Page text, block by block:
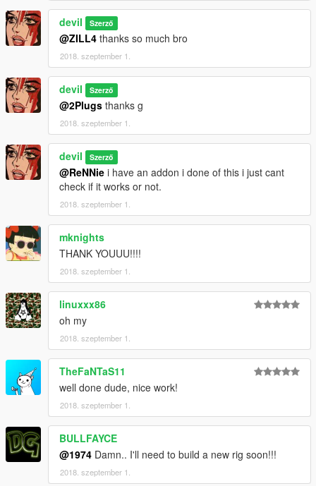
deviI Szerző
@ZILL4 thanks so much bro
2018. szeptember 1.
deviI Szerző
@2Plugs thanks g
2018. szeptember 1.
deviI Szerző
@ReNNie i have an addon i done of this i just cant
check if it works or not.
2018. szeptember 1.
mknights
THANK YOUUU!!!!
2018. szeptember 1.
linuxxx86
oh my
2018. szeptember 1.
TheFaNTaS11
well done dude, nice work!
2018. szeptember 1.
BULLFAYCE
@1974 Damn.. I'll need to build a new rig soon!!!
2018. szeptember 1.